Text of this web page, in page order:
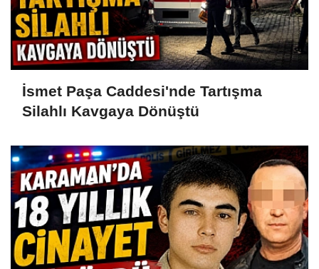
İsmet Paşa Caddesi'nde Tartışma
Silahlı Kavgaya Dönüştü